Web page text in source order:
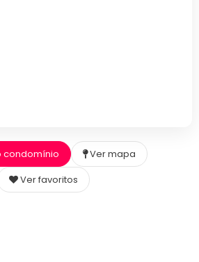
condomínio
Ver mapa
Ver favoritos